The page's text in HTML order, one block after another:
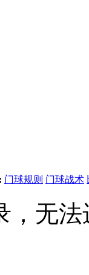
门球规则 门球战术
，无